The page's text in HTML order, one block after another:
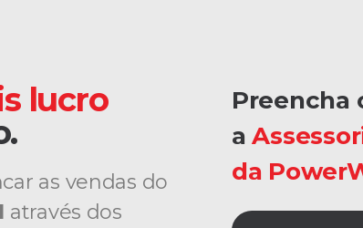
lucro
as vendas do
através dos
Preencha
a
da